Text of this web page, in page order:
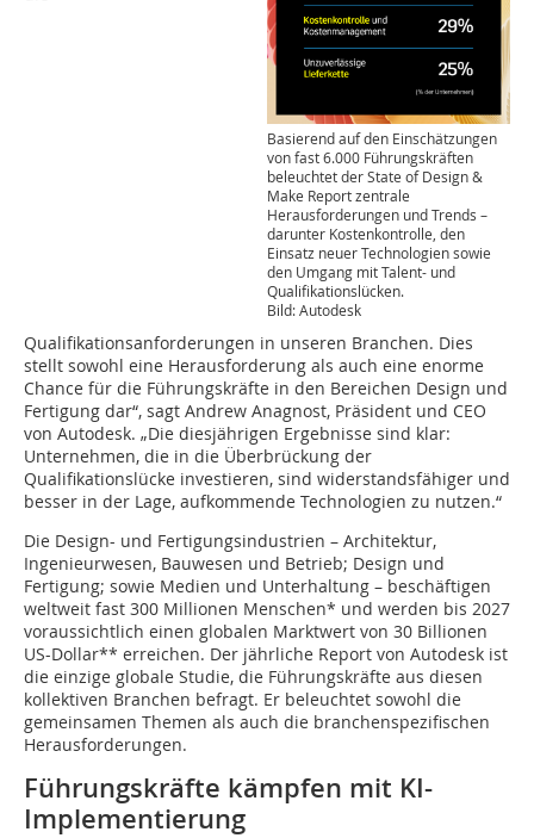
Basierend auf den Einschätzungen
von fast 6.000 Führungskräften
beleuchtet der State of Design &
Make Report zentrale
Herausforderungen und Trends –
darunter Kostenkontrolle, den
Einsatz neuer Technologien sowie
den Umgang mit Talent- und
Qualifikationslücken.
Bild: Autodesk
Qualifikationsanforderungen in unseren Branchen. Dies
stellt sowohl eine Herausforderung als auch eine enorme
Chance für die Führungskräfte in den Bereichen Design und
Fertigung dar“, sagt Andrew Anagnost, Präsident und CEO
von Autodesk. „Die diesjährigen Ergebnisse sind klar:
Unternehmen, die in die Überbrückung der
Qualifikationslücke investieren, sind widerstandsfähiger und
besser in der Lage, aufkommende Technologien zu nutzen.“
Die Design- und Fertigungsindustrien – Architektur,
Ingenieurwesen, Bauwesen und Betrieb; Design und
Fertigung; sowie Medien und Unterhaltung – beschäftigen
weltweit fast 300 Millionen Menschen* und werden bis 2027
voraussichtlich einen globalen Marktwert von 30 Billionen
US-Dollar** erreichen. Der jährliche Report von Autodesk ist
die einzige globale Studie, die Führungskräfte aus diesen
kollektiven Branchen befragt. Er beleuchtet sowohl die
gemeinsamen Themen als auch die branchenspezifischen
Herausforderungen.
Führungskräfte kämpfen mit KI-
Implementierung